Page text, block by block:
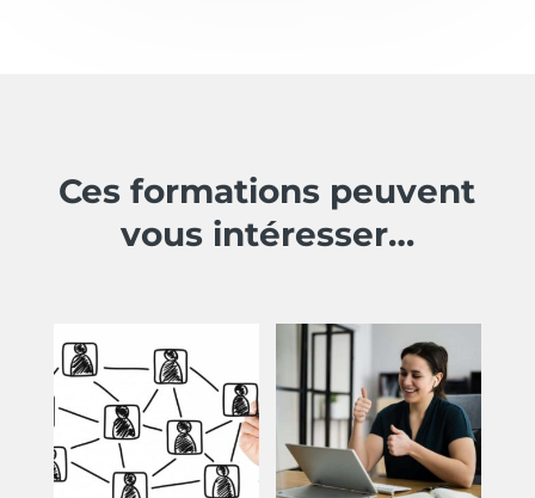
Ces formations peuvent
vous intéresser…